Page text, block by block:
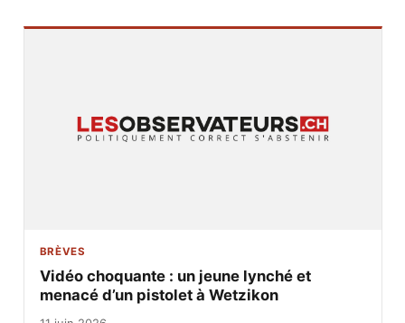
BRÈVES
Vidéo choquante : un jeune lynché et
menacé d’un pistolet à Wetzikon